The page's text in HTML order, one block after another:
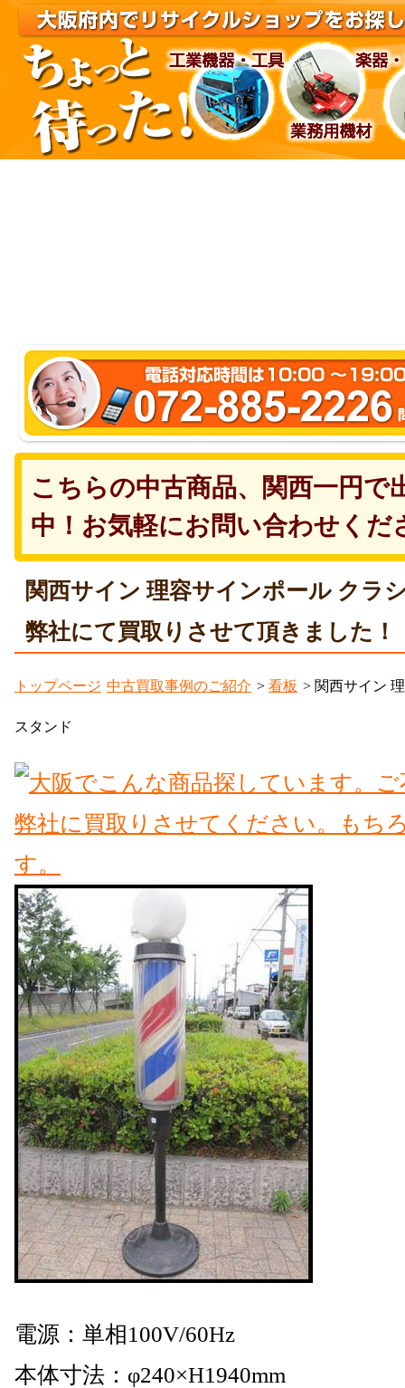
こちらの中古商品、関西一円で
中！お気軽にお問い合わせくだ
関西サイン 理容サインポール クラ
弊社にて買取りさせて頂きました！
トップページ 中古買取事例のご紹介 > 看板 > 関西サイン
スタンド
電源：単相100V/60Hz
本体寸法：φ240×H1940mm